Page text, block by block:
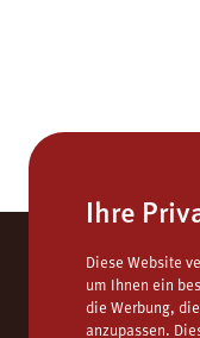
Ihre
Diese Website
um Ihnen ein
die Werbung,
anzupassen.